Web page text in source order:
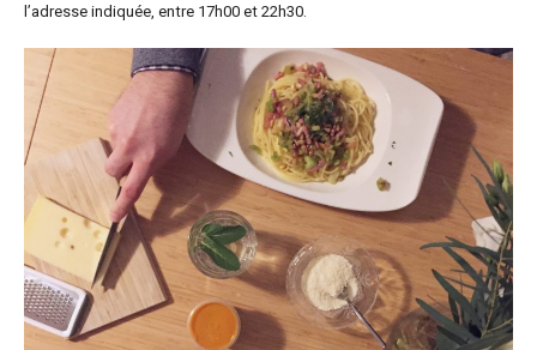
l’adresse indiquée, entre 17h00 et 22h30.